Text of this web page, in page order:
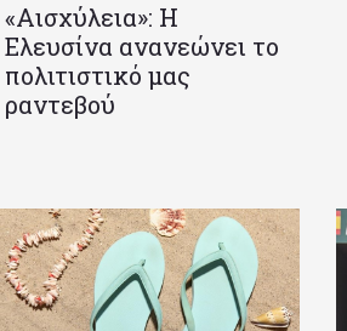
«Αισχύλεια»: Η
Ελευσίνα ανανεώνει το
πολιτιστικό μας
ραντεβού